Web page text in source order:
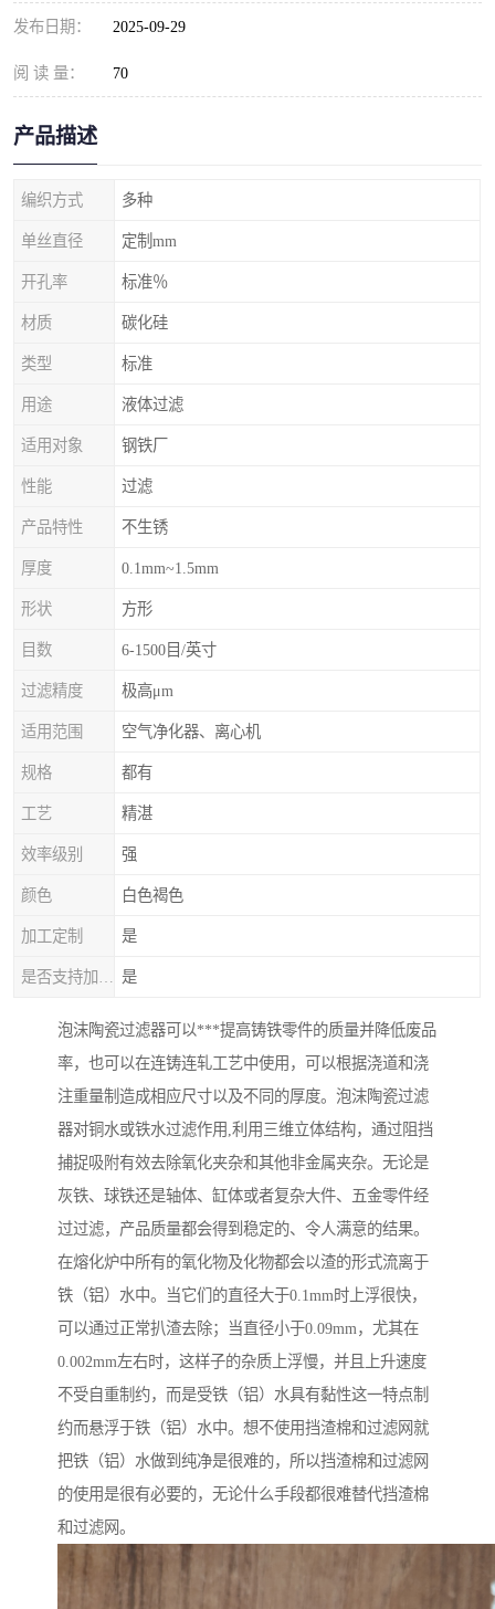
发布日期： 2025-09-29
阅 读 量： 70
产品描述
编织方式 多种
单丝直径 定制mm
开孔率 标准％
材质 碳化硅
类型 标准
用途 液体过滤
适用对象 钢铁厂
性能 过滤
产品特性 不生锈
厚度 0.1mm~1.5mm
形状 方形
目数 6-1500目/英寸
过滤精度 极高μm
适用范围 空气净化器、离心机
规格 都有
工艺 精湛
效率级别 强
颜色 白色褐色
加工定制 是
是
泡沫陶瓷过滤器可以***提高铸铁零件的质量并降低废品
率，也可以在连铸连轧工艺中使用，可以根据浇道和浇
注重量制造成相应尺寸以及不同的厚度。泡沫陶瓷过滤
器对铜水或铁水过滤作用,利用三维立体结构，通过阻挡
捕捉吸附有效去除氧化夹杂和其他非金属夹杂。无论是
灰铁、球铁还是轴体、缸体或者复杂大件、五金零件经
过过滤，产品质量都会得到稳定的、令人满意的结果。
在熔化炉中所有的氧化物及化物都会以渣的形式流离于
铁（铝）水中。当它们的直径大于0.1mm时上浮很快，
可以通过正常扒渣去除；当直径小于0.09mm，尤其在
0.002mm左右时，这样子的杂质上浮慢，并且上升速度
不受自重制约，而是受铁（铝）水具有黏性这一特点制
约而悬浮于铁（铝）水中。想不使用挡渣棉和过滤网就
把铁（铝）水做到纯净是很难的，所以挡渣棉和过滤网
的使用是很有必要的，无论什么手段都很难替代挡渣棉
和过滤网。